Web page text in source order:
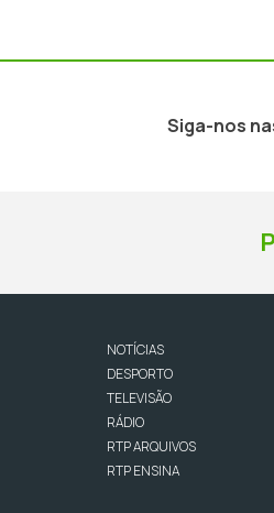
Siga-nos
NOTÍCIAS
DESPORTO
TELEVISÃO
RÁDIO
RTP ARQUIVOS
RTP ENSINA